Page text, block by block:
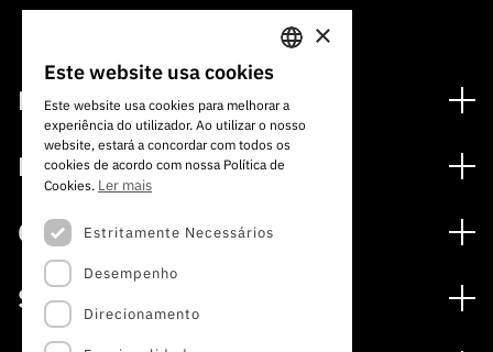
Financiamento
Programas de Financiamento
Internacional
Prémios
Media
Notas de Imprensa
Subscrever Newsletter
Subscrever Direct Mail de Concursos
Concursos
Concursos Abertos
Concursos Previstos
Serviços
Serviços digitais: Tecnologia para o Conhecimento
PORTUGUESE
ENGLISH
×
Este website usa cookies
Este website usa cookies para melhorar a
experiência do utilizador. Ao utilizar o nosso
website, estará a concordar com todos os
cookies de acordo com nossa Política de
Cookies. Ler mais
Estritamente Necessários
Desempenho
Direcionamento